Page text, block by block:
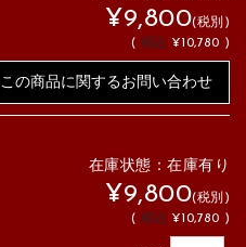
¥9,800(税別)
( 税込 ¥10,780 )
この商品に関するお問い合わせ
在庫状態：在庫有り
¥9,800(税別)
( 税込 ¥10,780 )